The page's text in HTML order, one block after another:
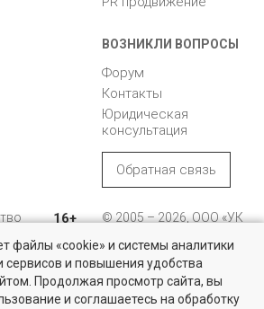
рынке
в Санкт-Петербурге и области от
недвижимости
ВОЗНИКЛИ ВОПРОСЫ
Форум
Контакты
Юридическая
консультация
Обратная связь
16+
© 2005 – 2026, ООО «УК
196105, Санкт-
Петербург, пр. Юрия
Гагарина, 1
файлы «cookie» и системы аналитики
сервисов и повышения удобства
Продолжая просмотр сайта, вы
и соглашаетесь на обработку